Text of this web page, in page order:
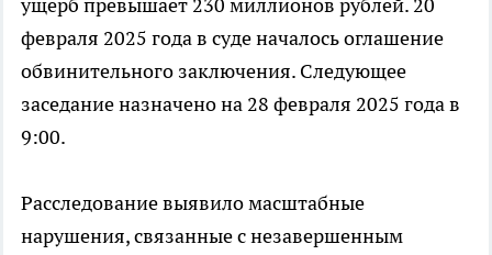
ущерб превышает 230 миллионов рублей. 20
февраля 2025 года в суде началось оглашение
обвинительного заключения. Следующее
заседание назначено на 28 февраля 2025 года в
9:00.
Расследование выявило масштабные
нарушения, связанные с незавершенным